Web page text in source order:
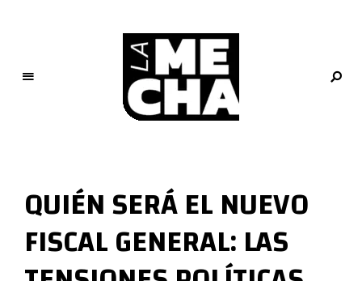
M
e
c
h
a
QUIÉN SERÁ EL NUEVO
FISCAL GENERAL: LAS